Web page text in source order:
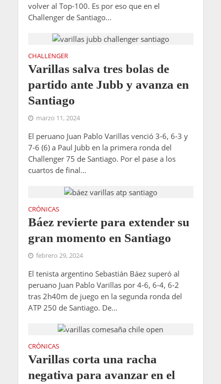
volver al Top-100. Es por eso que en el
Challenger de Santiago...
CHALLENGER
Varillas salva tres bolas de
partido ante Jubb y avanza en
Santiago
marzo 11, 2024
El peruano Juan Pablo Varillas venció 3-6, 6-3 y
7-6 (6) a Paul Jubb en la primera ronda del
Challenger 75 de Santiago. Por el pase a los
cuartos de final...
CRÓNICAS
Báez revierte para extender su
gran momento en Santiago
febrero 29, 2024
El tenista argentino Sebastián Báez superó al
peruano Juan Pablo Varillas por 4-6, 6-4, 6-2
tras 2h40m de juego en la segunda ronda del
ATP 250 de Santiago. De...
CRÓNICAS
Varillas corta una racha
negativa para avanzar en el